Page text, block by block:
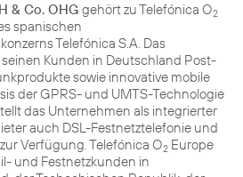
& Co. OHG gehört zu Telefónica O2
spanischen
Telefónica S.A. Das
Kunden in Deutschland Post-
sowie innovative mobile
der GPRS- und UMTS-Technologie
das Unternehmen als integrierter
auch DSL-Festnetztelefonie und
Verfügung. Telefónica O2 Europe
und Festnetzkunden in